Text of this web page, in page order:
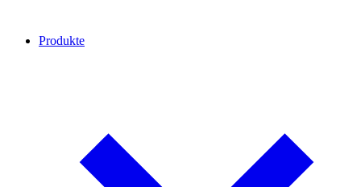
Produkte